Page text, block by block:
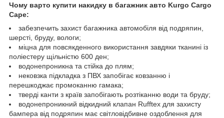
Чому варто купити накидку в багажник авто Kurgo Cargo
Cape:
забезпечить захист багажника автомобіля від подряпин,
шерсті, бруду, вологи;
міцна для повсякденного використання завдяки тканині із
поліестеру щільністю 600 ден;
водонепроникна та стійка до плям;
нековзка підкладка з ПВХ запобігає ковзанню і
перешкоджає промоканню гамака;
тверді канти з країв запобігають розтіканню води та бруду;
водонепроникний відкидний клапан Rufftex для захисту
бампера від подряпин має світловідбивне оздоблення для